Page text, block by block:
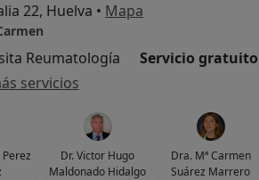
22, Huelva • Mapa
Reumatología
Servicio gratuito
servicios
Dr. Victor Hugo
Maldonado Hidalgo
Dra. Mª Carmen
Suárez Marrero